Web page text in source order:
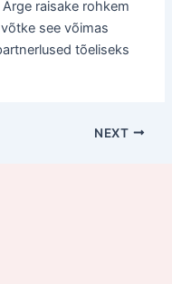
raisake rohkem
see võimas
tõeliseks
NEXT